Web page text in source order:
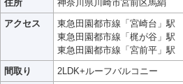
住所
神奈川県川崎市宮前区馬絹
アクセス
東急田園都市線「宮崎台」駅
東急田園都市線「梶が谷」駅
東急田園都市線「宮前平」駅
間取り
2LDK+ルーフバルコニー